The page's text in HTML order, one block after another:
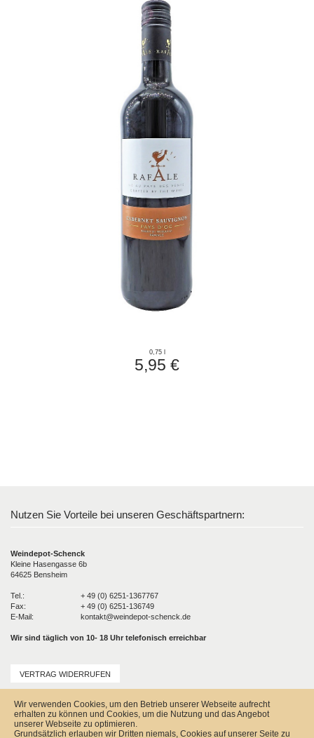
0,75 l
5,95 €
Nutzen Sie Vorteile bei unseren Geschäftspartnern:
Weindepot-Schenck
Kleine Hasengasse 6b
64625 Bensheim
Tel.:
+ 49 (0) 6251-1367767
Fax:
+ 49 (0) 6251-136749
E-Mail:
kontakt@weindepot-schenck.de
Wir sind täglich von 10- 18 Uhr telefonisch erreichbar
VERTRAG WIDERRUFEN
Versandkosten
Kontakt
Zahlungsmöglichkeiten
Wir verwenden Cookies, um den Betrieb unserer Webseite aufrecht
erhalten zu können und Cookies, um die Nutzung und das Angebot
unserer Webseite zu optimieren.
Grundsätzlich erlauben wir Dritten niemals, Cookies auf unserer Seite zu